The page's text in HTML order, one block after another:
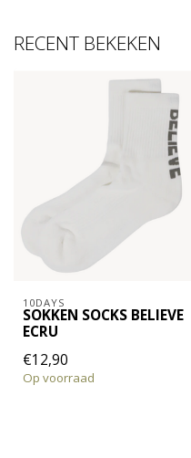
RECENT BEKEKEN
10DAYS
SOKKEN SOCKS BELIEVE
ECRU
€12,90
Op voorraad